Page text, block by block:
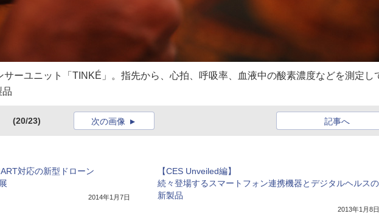
サーユニット「TINKÉ」。指先から、心拍、呼吸率、血液中の酸素濃度などを測定し
品
(20/23) 記事へ
次の画像
対応の新型ドローン
2014年1月7日
【CES Unveiled編】
続々登場するスマートフォン連携機器とデジタルヘルスの
新製品
2013年1月8日